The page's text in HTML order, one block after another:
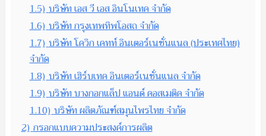
1.5) บริษัท เอส วี เอส อินโนเทค จำกัด
1.6) บริษัท กรุงเทพทิพโอสถ จำกัด
1.7) บริษัท โควิก เคทท์ อินเตอร์เนชั่นแนล (ประเทศไทย)
จำกัด
1.8) บริษัท เฮิร์บเทค อินเตอร์เนชั่นแนล จำกัด
1.9) บริษัท บางกอกแล็ป แอนด์ คอสเมติค จำกัด
1.10) บริษัท ผลิตภัณฑ์สมุนไพรไทย จำกัด
2) กรอกแบบความประสงค์การผลิต